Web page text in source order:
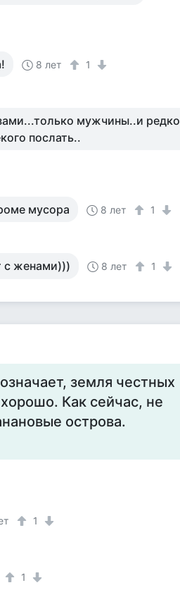
8 лет 1
мужчины..и редко
послать..
мусора 8 лет 1
с женами))) 8 лет 1
земля честных
Как сейчас, не
острова.
1
1